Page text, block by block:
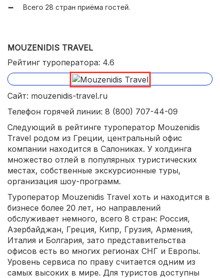
популярным направлениям.
Всего 28 стран приёма гостей.
MOUZENIDIS TRAVEL
Рейтинг туроператора: 4.6
Сайт: mouzenidis-travel.ru
Телефон горячей линии: 8 (800) 707-44-09
Следующий в рейтинге туроператор Mouzenidis
Travel родом из Греции, центральный офис
компании находится в Салониках. У холдинга
множество отлей в популярных туристических
местах, собственные экскурсионные туры,
организация шоу-программ.
Туроператор Mouzenidis Travel хоть и находится в
бизнесе более 20 лет, но направлений
обслуживает немного, всего 8 стран: Россия,
Азербайджан, Греция, Кипр, Грузия, Армения,
Италия и Болгария, зато представительства
офисов есть во многих регионах СНГ и Европы.
Уровень сервиса по праву считается одним из
самых высоких в мире. Для туристов доступны